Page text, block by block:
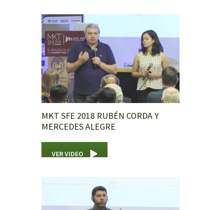
MKT SFE 2018 RUBÉN CORDA Y
MERCEDES ALEGRE
VER VIDEO